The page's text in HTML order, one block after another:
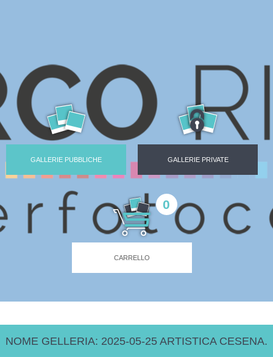
GALLERIE PUBBLICHE GALLERIE PRIVATE
0
CARRELLO
NOME GELLERIA: 2025-05-25 ARTISTICA CESENA.